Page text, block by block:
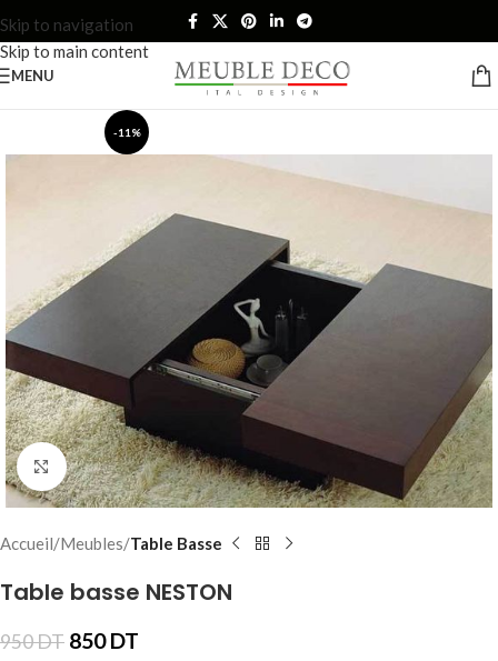
Skip to navigation
Skip to main content
MENU
-11%
Click to enlarge
Accueil Meubles Table Basse
Table basse NESTON
950DT 850DT